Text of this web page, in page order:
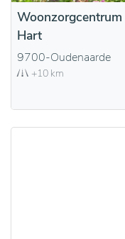
Hart
9700-Oudenaarde
+10 km